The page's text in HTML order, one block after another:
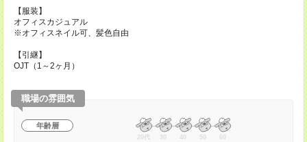
【服装】
オフィスカジュアル
※オフィスネイル可、髪色自由
【引継】
OJT（1～2ヶ月）
職場の雰囲気
年齢層
20代 30 40 50 60